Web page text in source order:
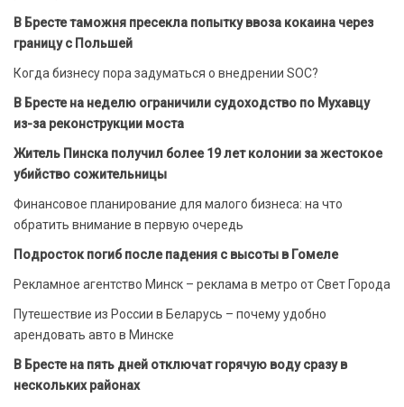
В Бресте таможня пресекла попытку ввоза кокаина через
границу с Польшей
Когда бизнесу пора задуматься о внедрении SOC?
В Бресте на неделю ограничили судоходство по Мухавцу
из-за реконструкции моста
Житель Пинска получил более 19 лет колонии за жестокое
убийство сожительницы
Финансовое планирование для малого бизнеса: на что
обратить внимание в первую очередь
Подросток погиб после падения с высоты в Гомеле
Рекламное агентство Минск – реклама в метро от Свет Города
Путешествие из России в Беларусь – почему удобно
арендовать авто в Минске
В Бресте на пять дней отключат горячую воду сразу в
нескольких районах